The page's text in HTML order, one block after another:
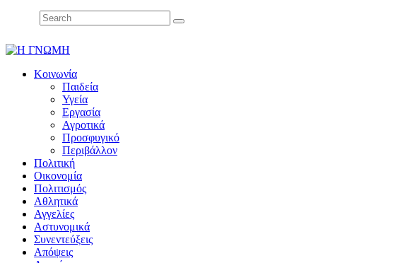
Κοινωνία
Παιδεία
Υγεία
Εργασία
Αγροτικά
Προσφυγικό
Περιβάλλον
Πολιτική
Οικονομία
Πολιτισμός
Αθλητικά
Αγγελίες
Αστυνομικά
Συνεντεύξεις
Απόψεις